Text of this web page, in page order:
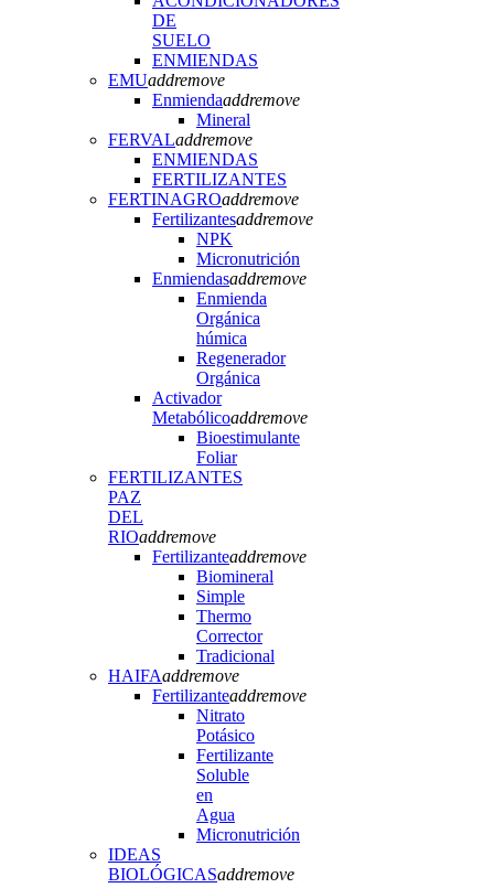
DE
SUELO
ENMIENDAS
EMUaddremove
Enmiendaaddremove
Mineral
FERVALaddremove
ENMIENDAS
FERTILIZANTES
FERTINAGROaddremove
Fertilizantesaddremove
NPK
Micronutrición
Enmiendasaddremove
Enmienda
Orgánica
húmica
Regenerador
Orgánica
Activador
Metabólicoaddremove
Bioestimulante
Foliar
FERTILIZANTES
PAZ
DEL
RIOaddremove
Fertilizanteaddremove
Biomineral
Simple
Thermo
Corrector
Tradicional
HAIFAaddremove
Fertilizanteaddremove
Nitrato
Potásico
Fertilizante
Soluble
en
Agua
Micronutrición
IDEAS
BIOLÓGICASaddremove